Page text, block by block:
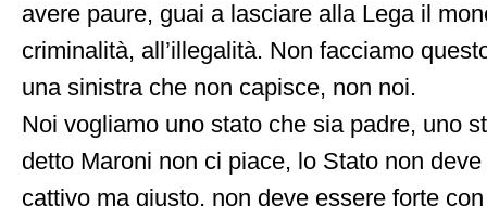
avere paure, guai a lasciare alla Lega il
criminalità, all’illegalità. Non facciamo
una sinistra che non capisce, non noi.
Noi vogliamo uno stato che sia padre, uno
detto Maroni non ci piace, lo Stato non
cattivo ma giusto, non deve essere forte